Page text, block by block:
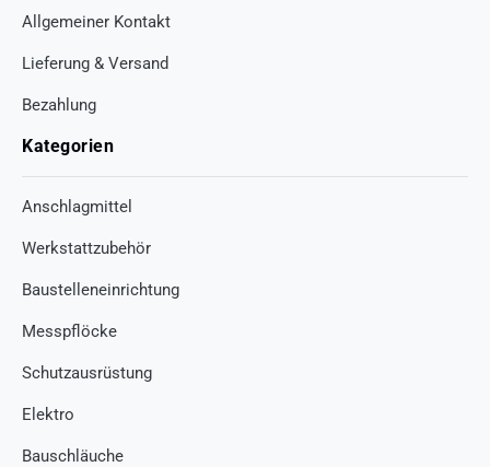
Allgemeiner Kontakt
Lieferung & Versand
Bezahlung
Kategorien
Anschlagmittel
Werkstattzubehör
Baustelleneinrichtung
Messpflöcke
Schutzausrüstung
Elektro
Bauschläuche